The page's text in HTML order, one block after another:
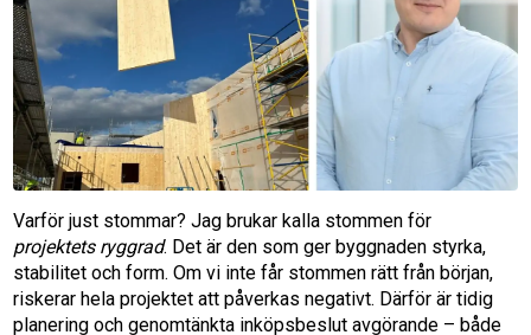
Varför just stommar? Jag brukar kalla stommen för
projektets ryggrad. Det är den som ger byggnaden styrka,
stabilitet och form. Om vi inte får stommen rätt från början,
riskerar hela projektet att påverkas negativt. Därför är tidig
planering och genomtänkta inköpsbeslut avgörande – både